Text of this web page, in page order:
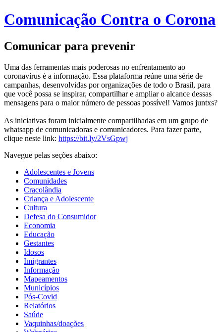
Comunicação Contra o Corona
Comunicar para prevenir
Uma das ferramentas mais poderosas no enfrentamento ao
coronavírus é a informação. Essa plataforma reúne uma série de
campanhas, desenvolvidas por organizações de todo o Brasil, para
que você possa se inspirar, compartilhar e ampliar o alcance dessas
mensagens para o maior número de pessoas possível! Vamos juntxs?
As iniciativas foram inicialmente compartilhadas em um grupo de
whatsapp de comunicadoras e comunicadores. Para fazer parte,
clique neste link: https://bit.ly/2VsGpwj
Navegue pelas seções abaixo:
Adolescentes e Jovens
Comunidades
Cracolândia
Criança e Adolescente
Cultura
Defesa do Consumidor
Economia
Educação
Gestantes
Idosos
Imigrantes
Informação
Mapeamentos
Municípios
Pós-Covid
Relatórios
Saúde
Vaquinhas/doações